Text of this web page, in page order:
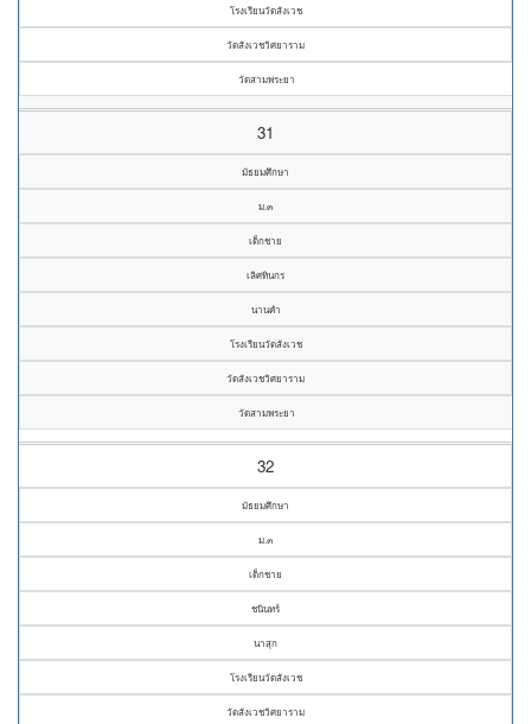
โรงเรียนวัดสังเวช
วัดสังเวชวิศยาราม
วัดสามพระยา
31
มัธยมศึกษา
ม.๓
เด็กชาย
เลิศทินกร
นานคำ
โรงเรียนวัดสังเวช
วัดสังเวชวิศยาราม
วัดสามพระยา
32
มัธยมศึกษา
ม.๓
เด็กชาย
ชนินทร์
นาสุก
โรงเรียนวัดสังเวช
วัดสังเวชวิศยาราม